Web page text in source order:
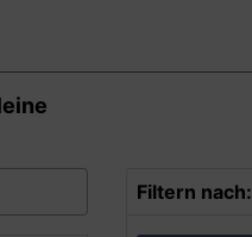
Filtern nach: